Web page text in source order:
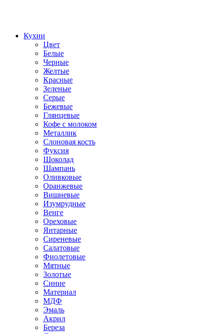
Кухни
Цвет
Белые
Черные
Желтые
Красные
Зеленые
Серые
Бежевые
Глянцевые
Кофе с молоком
Металлик
Слоновая кость
Фуксия
Шоколад
Шампань
Оливковые
Оранжевые
Вишневые
Изумрудные
Венге
Ореховые
Янтарные
Сиреневые
Салатовые
Фиолетовые
Мятные
Золотые
Синие
Материал
МДФ
Эмаль
Акрил
Береза